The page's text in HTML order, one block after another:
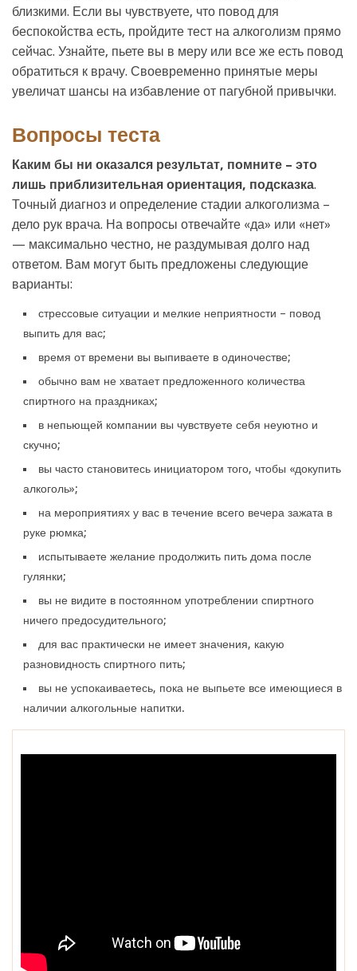
близкими. Если вы чувствуете, что повод для
беспокойства есть, пройдите тест на алкоголизм прямо
сейчас. Узнайте, пьете вы в меру или все же есть повод
обратиться к врачу. Своевременно принятые меры
увеличат шансы на избавление от пагубной привычки.
Вопросы теста
Каким бы ни оказался результат, помните – это
лишь приблизительная ориентация, подсказка.
Точный диагноз и определение стадии алкоголизма –
дело рук врача. На вопросы отвечайте «да» или «нет»
— максимально честно, не раздумывая долго над
ответом. Вам могут быть предложены следующие
варианты:
стрессовые ситуации и мелкие неприятности – повод
выпить для вас;
время от времени вы выпиваете в одиночестве;
обычно вам не хватает предложенного количества
спиртного на праздниках;
в непьющей компании вы чувствуете себя неуютно и
скучно;
вы часто становитесь инициатором того, чтобы «докупить
алкоголь»;
на мероприятиях у вас в течение всего вечера зажата в
руке рюмка;
испытываете желание продолжить пить дома после
гулянки;
вы не видите в постоянном употреблении спиртного
ничего предосудительного;
для вас практически не имеет значения, какую
разновидность спиртного пить;
вы не успокаиваетесь, пока не выпьете все имеющиеся в
наличии алкогольные напитки.